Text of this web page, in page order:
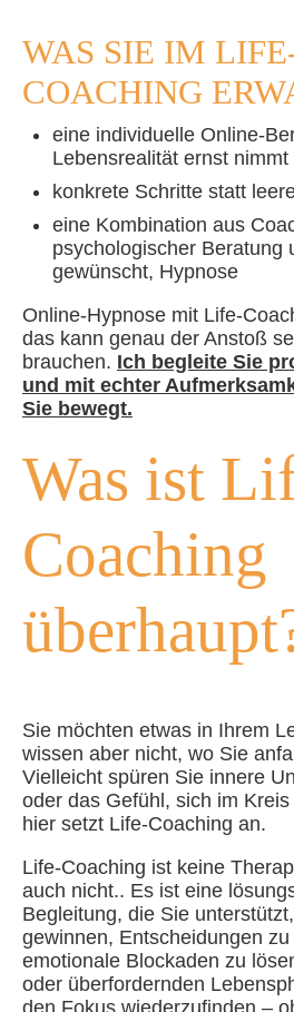
WAS SIE IM
COACHING
eine individuelle Online-
Lebensrealität ernst nimmt
konkrete Schritte statt
eine Kombination aus
psychologischer Beratung
gewünscht, Hypnose
Online-Hypnose mit Life-
das kann genau der Anstoß
brauchen. Ich begleite Sie
und mit echter
Sie bewegt.
Was ist
Coaching
Sie möchten etwas in Ihrem
wissen aber nicht, wo Sie
Vielleicht spüren Sie innere
oder das Gefühl, sich im
hier setzt Life-Coaching an.
Life-Coaching ist keine
auch nicht.. Es ist eine
Begleitung, die Sie
gewinnen, Entscheidungen
emotionale Blockaden zu
oder überfordernden
den Fokus wiederzufinden –